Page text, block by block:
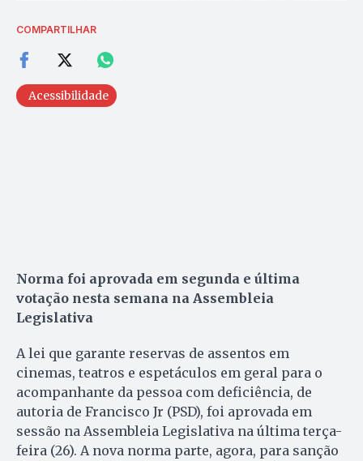
COMPARTILHAR
Acessibilidade
Norma foi aprovada em segunda e última
votação nesta semana na Assembleia
Legislativa
A lei que garante reservas de assentos em
cinemas, teatros e espetáculos em geral para o
acompanhante da pessoa com deficiência, de
autoria de Francisco Jr (PSD), foi aprovada em
sessão na Assembleia Legislativa na última terça-
feira (26). A nova norma parte, agora, para sanção